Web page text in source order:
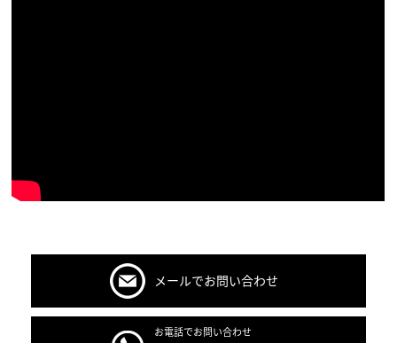
メールでお問い合わせ
お電話でお問い合わせ